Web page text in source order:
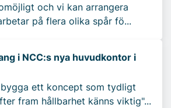
och vi kan arrangera
på flera olika spår fö...
i NCC:s nya huvudkontor i
ett koncept som tydligt
fram hållbarhet känns viktig"...